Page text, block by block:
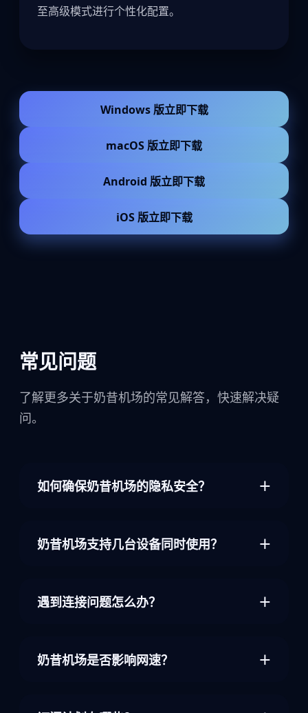
至高级模式进行个性化配置。
Windows 版立即下载
macOS 版立即下载
Android 版立即下载
iOS 版立即下载
常见问题
了解更多关于奶昔机场的常见解答，快速解决疑
问。
如何确保奶昔机场的隐私安全？ ＋
证。所有节点均采用内存态运行，断电即失，确
奶昔机场支持几台设备同时使用？ ＋
业版可自行在管理后台扩展，管理员可随时查看
遇到连接问题怎么办？ ＋
状态并修复常见问题。如需进一步帮助，可直接
奶昔机场是否影响网速？ ＋